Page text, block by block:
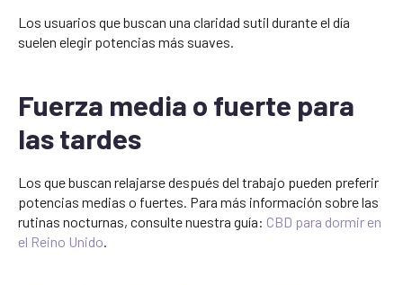
Los usuarios que buscan una claridad sutil durante el día
suelen elegir potencias más suaves.
Fuerza media o fuerte para
las tardes
Los que buscan relajarse después del trabajo pueden preferir
potencias medias o fuertes. Para más información sobre las
rutinas nocturnas, consulte nuestra guía: CBD para dormir en
el Reino Unido.